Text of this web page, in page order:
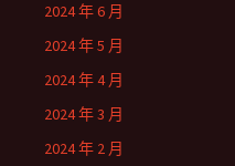
2024 年 6 月
2024 年 5 月
2024 年 4 月
2024 年 3 月
2024 年 2 月